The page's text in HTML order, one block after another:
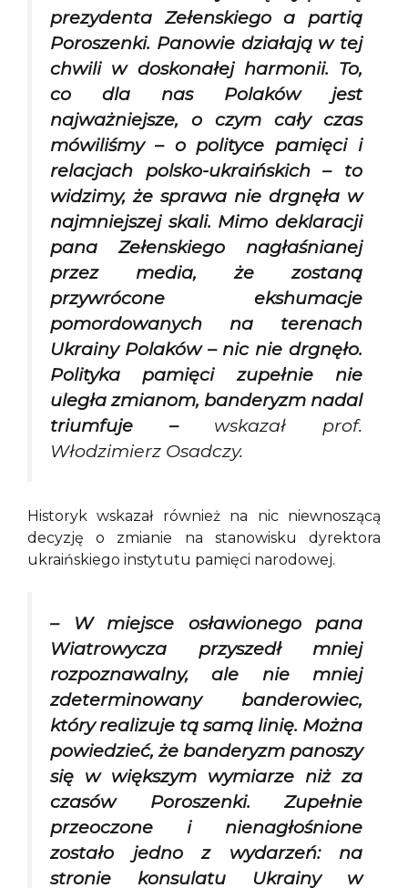
prezydenta Zełenskiego a partią
Poroszenki. Panowie działają w tej
chwili w doskonałej harmonii. To,
co dla nas Polaków jest
najważniejsze, o czym cały czas
mówiliśmy – o polityce pamięci i
relacjach polsko-ukraińskich – to
widzimy, że sprawa nie drgnęła w
najmniejszej skali. Mimo deklaracji
pana Zełenskiego nagłaśnianej
przez media, że zostaną
przywrócone ekshumacje
pomordowanych na terenach
Ukrainy Polaków – nic nie drgnęło.
Polityka pamięci zupełnie nie
uległa zmianom, banderyzm nadal
triumfuje – wskazał prof.
Włodzimierz Osadczy.
Historyk wskazał również na nic niewnoszącą
decyzję o zmianie na stanowisku dyrektora
ukraińskiego instytutu pamięci narodowej.
– W miejsce osławionego pana
Wiatrowycza przyszedł mniej
rozpoznawalny, ale nie mniej
zdeterminowany banderowiec,
który realizuje tą samą linię. Można
powiedzieć, że banderyzm panoszy
się w większym wymiarze niż za
czasów Poroszenki. Zupełnie
przeoczone i nienagłośnione
zostało jedno z wydarzeń: na
stronie konsulatu Ukrainy w